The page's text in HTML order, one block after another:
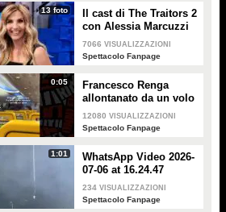
13 foto
Il cast di The Traitors 2
con Alessia Marcuzzi
7066 VISUALIZZAZIONI
Spettacolo Fanpage
0:05
Francesco Renga
allontanato da un volo
Ryanair dopo una
discussione con gli
12080 VISUALIZZAZIONI
Spettacolo Fanpage
1:01
WhatsApp Video 2026-
07-06 at 16.24.47
234 VISUALIZZAZIONI
Spettacolo Fanpage